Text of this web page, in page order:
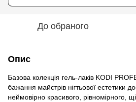
До обраного
Опис
Базова колекція гель-лаків KODI
бажання майстрів нігтьової естетики
неймовірно красивого, рівномірного,